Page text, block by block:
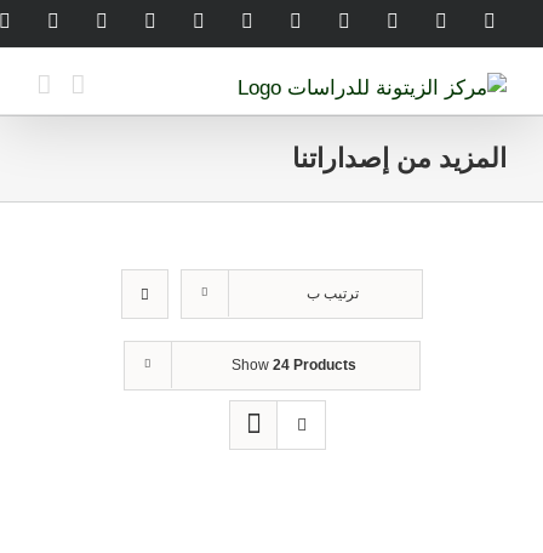
to
content
Facebook
Instagram
YouTube
Tiktok
Threads
LinkedIn
SoundCloud
WhatsApp
المزيد من إصداراتنا
ترتيب ب
Show 24 Products